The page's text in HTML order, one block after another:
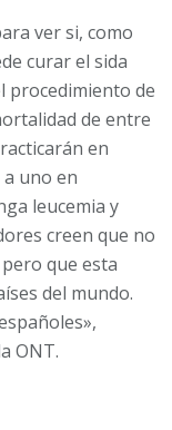
ver si, como
curar el sida
procedimiento de
de entre
en
uno en
leucemia y
creen que no
que esta
del mundo.
ONT.